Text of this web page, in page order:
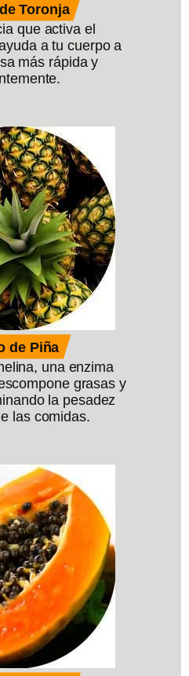
Toronja
que activa el
a tu cuerpo a
más rápida y
de Piña
una enzima
grasas y
la pesadez
las comidas.